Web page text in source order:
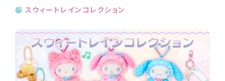
スウィートレインコレクション